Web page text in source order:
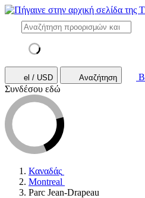
el / USD Αναζήτηση
Συνδέσου εδώ
Καναδάς
Montreal
Parc Jean-Drapeau